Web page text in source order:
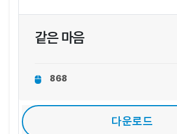
같은 마음
868
다운로드